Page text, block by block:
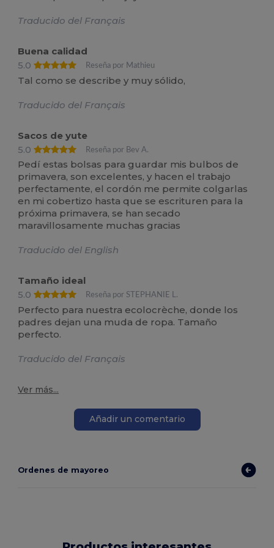
Traducido del Français
Buena calidad
5.0
Reseña por Mathieu
Tal como se describe y muy sólido,
Traducido del Français
Sacos de yute
5.0
Reseña por Bev A.
Pedí estas bolsas para guardar mis bulbos de
primavera, son excelentes, y hacen el trabajo
perfectamente, el cordón me permite colgarlas
en mi cobertizo hasta que se escrituren para la
próxima primavera, se han secado
maravillosamente muchas gracias
Traducido del English
Tamaño ideal
5.0
Reseña por STEPHANIE L.
Perfecto para nuestra ecolocrèche, donde los
padres dejan una muda de ropa. Tamaño
perfecto.
Traducido del Français
Ver más...
Añadir un comentario
Ordenes de mayoreo